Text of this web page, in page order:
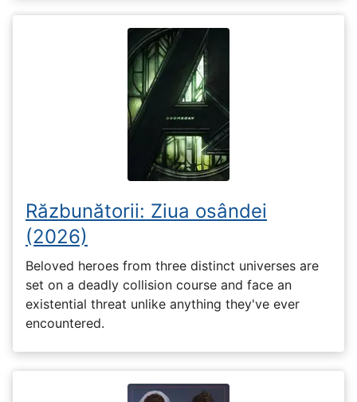
Răzbunătorii: Ziua osândei
(2026)
Beloved heroes from three distinct universes are
set on a deadly collision course and face an
existential threat unlike anything they've ever
encountered.